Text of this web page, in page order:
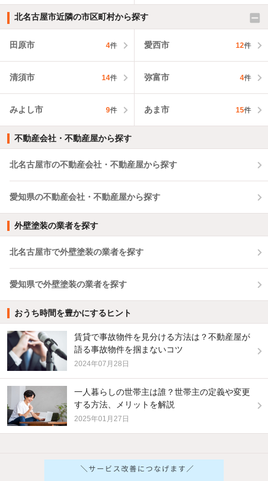
北名古屋市近隣の市区町村から探す
田原市 4件 愛西市 12件
清須市 14件 弥富市 4件
みよし市 9件 あま市 15件
不動産会社・不動産屋から探す
北名古屋市の不動産会社・不動産屋から探す
愛知県の不動産会社・不動産屋から探す
外壁塗装の業者を探す
北名古屋市で外壁塗装の業者を探す
愛知県で外壁塗装の業者を探す
おうち時間を豊かにするヒント
賃貸で事故物件を見分ける方法は？不動産屋が
語る事故物件を掴まないコツ
2024年07月28日
一人暮らしの世帯主は誰？世帯主の定義や変更
する方法、メリットを解説
2025年01月27日